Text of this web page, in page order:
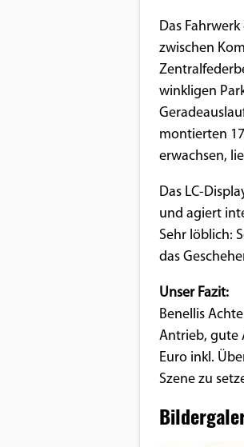
Das
zwischen
winkligen
montierten
erwachsen,
Das LC-
und agiert
Sehr löblich:
das
Unser Fazit:
Benellis
Antrieb, gute
Euro inkl.
Szene zu